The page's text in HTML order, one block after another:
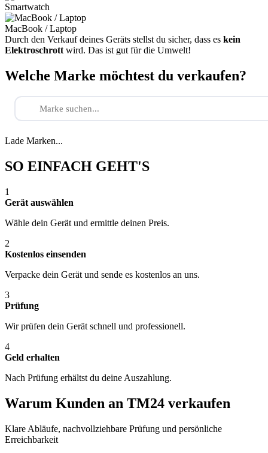
Smartwatch
MacBook / Laptop
Durch den Verkauf deines Geräts stellst du sicher, dass es kein
Elektroschrott wird. Das ist gut für die Umwelt!
Welche Marke möchtest du verkaufen?
Lade Marken...
SO EINFACH GEHT'S
1
Gerät auswählen
Wähle dein Gerät und ermittle deinen Preis.
2
Kostenlos einsenden
Verpacke dein Gerät und sende es kostenlos an uns.
3
Prüfung
Wir prüfen dein Gerät schnell und professionell.
4
Geld erhalten
Nach Prüfung erhältst du deine Auszahlung.
Warum Kunden an TM24 verkaufen
Klare Abläufe, nachvollziehbare Prüfung und persönliche
Erreichbarkeit